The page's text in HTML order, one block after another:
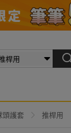
頭護套 推桿用